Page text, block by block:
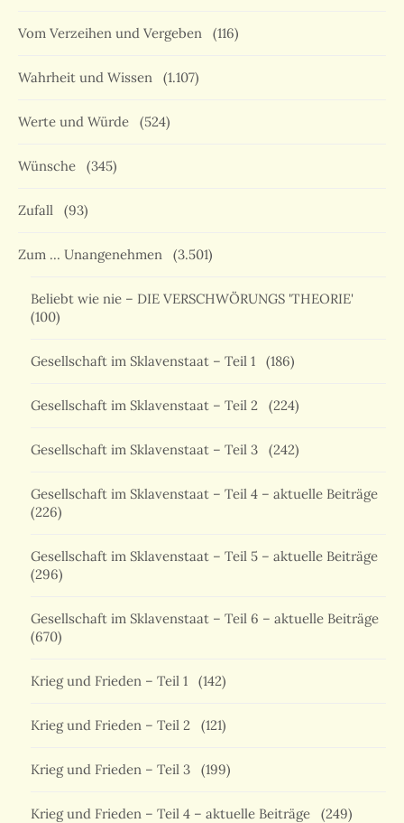
Vom Verzeihen und Vergeben (116)
Wahrheit und Wissen (1.107)
Werte und Würde (524)
Wünsche (345)
Zufall (93)
Zum … Unangenehmen (3.501)
Beliebt wie nie – DIE VERSCHWÖRUNGS 'THEORIE'
(100)
Gesellschaft im Sklavenstaat – Teil 1 (186)
Gesellschaft im Sklavenstaat – Teil 2 (224)
Gesellschaft im Sklavenstaat – Teil 3 (242)
Gesellschaft im Sklavenstaat – Teil 4 – aktuelle Beiträge
(226)
Gesellschaft im Sklavenstaat – Teil 5 – aktuelle Beiträge
(296)
Gesellschaft im Sklavenstaat – Teil 6 – aktuelle Beiträge
(670)
Krieg und Frieden – Teil 1 (142)
Krieg und Frieden – Teil 2 (121)
Krieg und Frieden – Teil 3 (199)
Krieg und Frieden – Teil 4 – aktuelle Beiträge (249)